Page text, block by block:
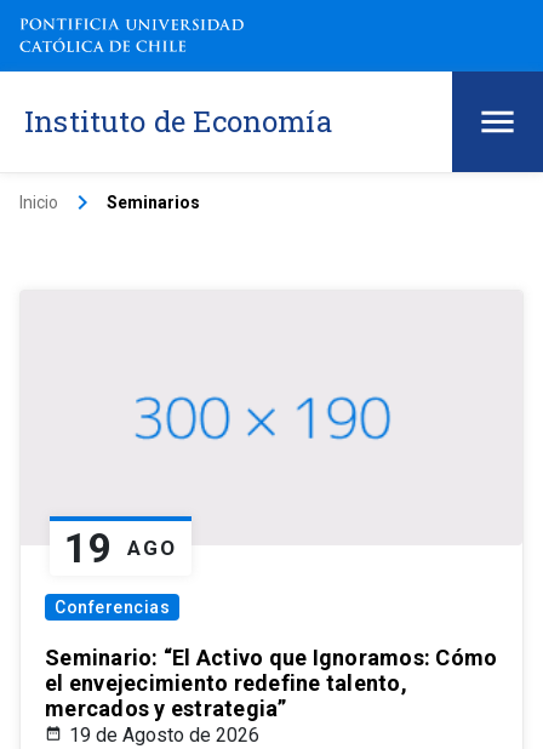
Instituto de Economía
Inicio keyboard_arrow_right Seminarios
19 AGO
Conferencias
Seminario: “El Activo que Ignoramos: Cómo
el envejecimiento redefine talento,
mercados y estrategia”
19 de Agosto de 2026